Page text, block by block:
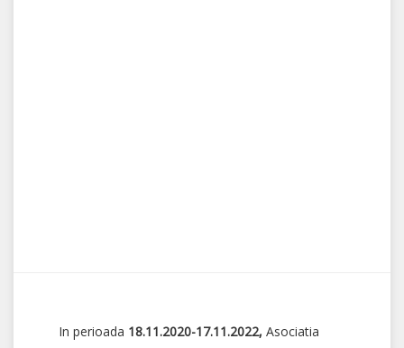
In perioada 18.11.2020-17.11.2022, Asociatia